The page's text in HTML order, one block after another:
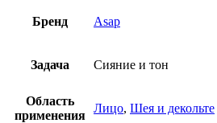
Бренд Asap
Задача Сияние и тон
Область
применения
Лицо, Шея и декольте